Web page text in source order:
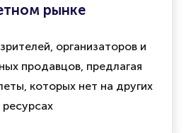
рынке
организаторов и
продавцов, предлагая
которых нет на других
ресурсах